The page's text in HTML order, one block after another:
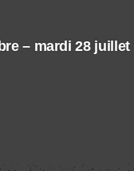
– mardi 28 juillet